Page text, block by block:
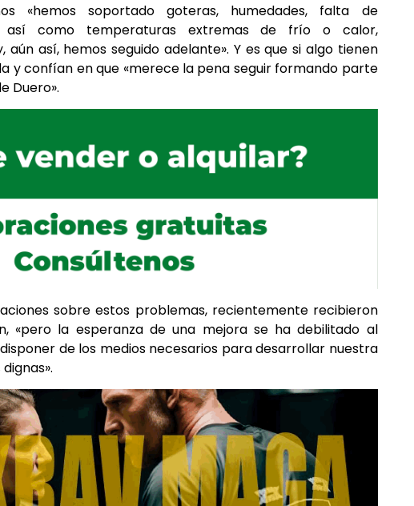
«hemos soportado goteras, humedades, falta de
así como temperaturas extremas de frío o calor,
así, hemos seguido adelante». Y es que si algo tienen
y confían en que «merece la pena seguir formando parte
Duero».
sobre estos problemas, recientemente recibieron
«pero la esperanza de una mejora se ha debilitado al
de los medios necesarios para desarrollar nuestra